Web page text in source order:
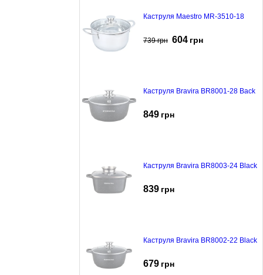
Каструля Maestro MR-3510-18
739 грн 604 грн
Каструля Bravira BR8001-28 Back
849 грн
Каструля Bravira BR8003-24 Black
839 грн
Каструля Bravira BR8002-22 Black
679 грн